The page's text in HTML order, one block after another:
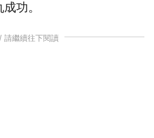
成功。
請繼續往下閱讀